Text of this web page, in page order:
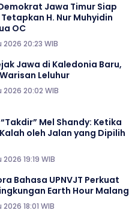
Jawa Timur Siap
H. Nur Muhyidin
OC
20:23 WIB
Jawa di Kaledonia Baru,
Leluhur
20:02 WIB
Mel Shandy: Ketika
oleh Jalan yang Dipilih
19:19 WIB
Bahasa UPNVJT Perkuat
Earth Hour Malang
18:01 WIB